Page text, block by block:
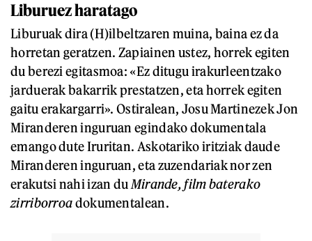
Liburuez haratago
Liburuak dira (H)ilbeltzaren muina, baina ez da
horretan geratzen. Zapiainen ustez, horrek egiten
du berezi egitasmoa: «Ez ditugu irakurleentzako
jarduerak bakarrik prestatzen, eta horrek egiten
gaitu erakargarri». Ostiralean, Josu Martinezek Jon
Miranderen inguruan egindako dokumentala
emango dute Iruritan. Askotariko iritziak daude
Miranderen inguruan, eta zuzendariak nor zen
erakutsi nahi izan du Mirande, film baterako
zirriborroadokumentalean.